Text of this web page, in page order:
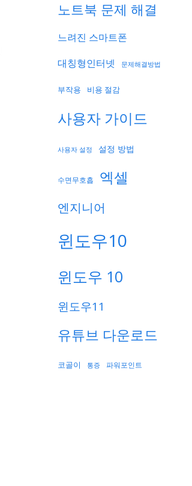
노트북 문제 해결
느려진 스마트폰
대칭형인터넷
문제해결방법
부작용 비용 절감
사용자 가이드
사용자 설정 설정 방법
수면무호흡 엑셀
엔지니어
윈도우10
윈도우 10
윈도우11
유튜브 다운로드
코골이 통증 파워포인트